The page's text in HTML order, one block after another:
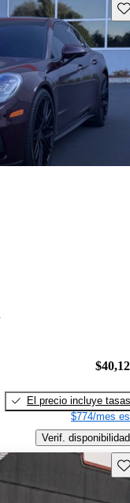
El precio incluye tasas
$774/mes
Verif. disponibilidad